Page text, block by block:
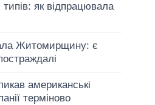
типів: як відпрацювала
Житомирщину: є
американські
терміново